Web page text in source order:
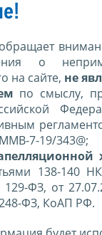
о
на сайте, не
по смыслу,
7-19/343@;
138-140
ФЗ, от
ФЗ, КоАП РФ.